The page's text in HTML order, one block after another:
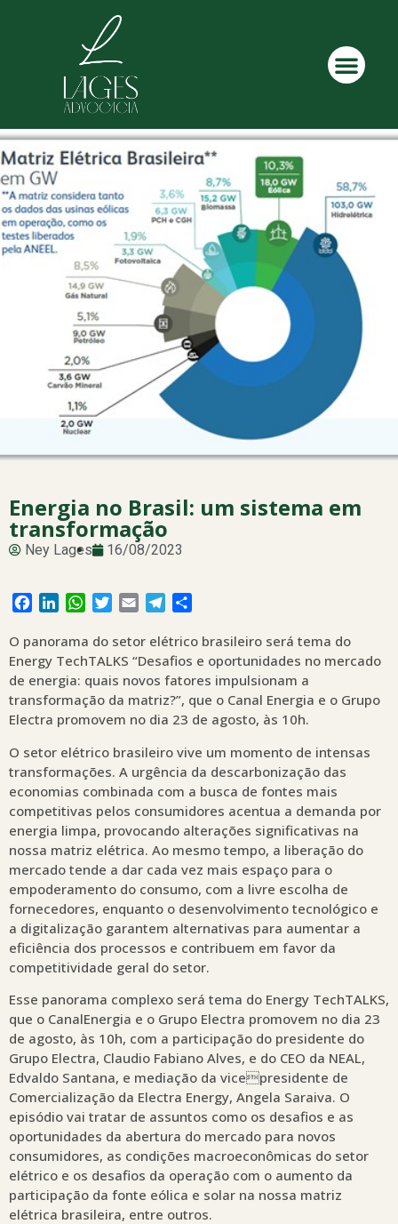
Energia no Brasil: um sistema em
transformação
Ney Lages 16/08/2023
Facebook
LinkedInWhatsApp
Twitter
Email Telegram
O panorama do setor elétrico brasileiro será tema do
Energy TechTALKS “Desafios e oportunidades no mercado
de energia: quais novos fatores impulsionam a
transformação da matriz?”, que o Canal Energia e o Grupo
Electra promovem no dia 23 de agosto, às 10h.
O setor elétrico brasileiro vive um momento de intensas
transformações. A urgência da descarbonização das
economias combinada com a busca de fontes mais
competitivas pelos consumidores acentua a demanda por
energia limpa, provocando alterações significativas na
nossa matriz elétrica. Ao mesmo tempo, a liberação do
mercado tende a dar cada vez mais espaço para o
empoderamento do consumo, com a livre escolha de
fornecedores, enquanto o desenvolvimento tecnológico e
a digitalização garantem alternativas para aumentar a
eficiência dos processos e contribuem em favor da
competitividade geral do setor.
Esse panorama complexo será tema do Energy TechTALKS,
que o CanalEnergia e o Grupo Electra promovem no dia 23
de agosto, às 10h, com a participação do presidente do
Grupo Electra, Claudio Fabiano Alves, e do CEO da NEAL,
Edvaldo Santana, e mediação da vicepresidente de
Comercialização da Electra Energy, Angela Saraiva. O
episódio vai tratar de assuntos como os desafios e as
oportunidades da abertura do mercado para novos
consumidores, as condições macroeconômicas do setor
elétrico e os desafios da operação com o aumento da
participação da fonte eólica e solar na nossa matriz
elétrica brasileira, entre outros.